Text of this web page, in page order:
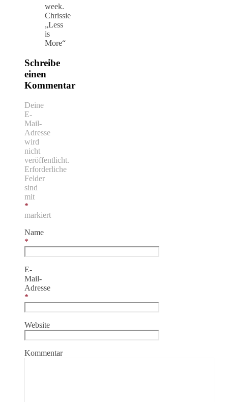
week.
Chrissie
„Less
is
More“
Schreibe
einen
Kommentar
Deine
E-
Mail-
Adresse
wird
nicht
veröffentlicht.
Erforderliche
Felder
sind
mit
*
markiert
Name
*
E-
Mail-
Adresse
*
Website
Kommentar